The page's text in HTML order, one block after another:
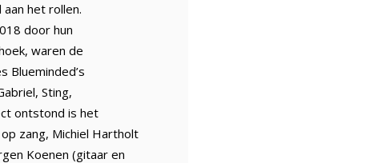
het rollen.
door hun
waren de
Blueminded’s
Sting,
ontstond is het
zang, Michiel Hartholt
Koenen (gitaar en